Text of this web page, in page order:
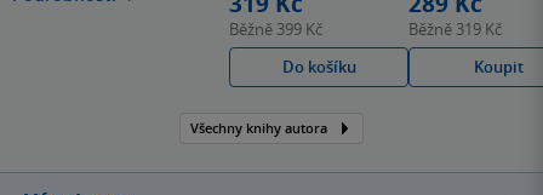
Běžně 399 Kč
Do košíku
Běžně 319 Kč
Koupit
Všechny knihy autora